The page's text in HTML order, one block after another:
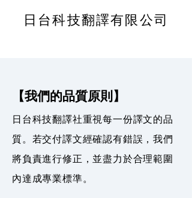
日台科技翻譯有限公司
【我們的品質原則】
日台科技翻譯社重視每一份譯文的品
質。若交付譯文經確認有錯誤，我們
將負責進行修正，並盡力於合理範圍
內達成專業標準。